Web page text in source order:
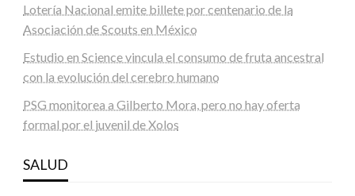
Lotería Nacional emite billete por centenario de la
Asociación de Scouts en México
Estudio en Science vincula el consumo de fruta ancestral
con la evolución del cerebro humano
PSG monitorea a Gilberto Mora, pero no hay oferta
formal por el juvenil de Xolos
SALUD